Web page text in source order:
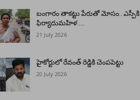
బంగారం తాకట్టు పేరుతో మోసం.. ఎస్పీకి
ఫిర్యాదుమహిళ…..
21 July 2026
హైకోర్టులో రేవంత్ రెడ్డికి చెంపపెట్టు
20 July 2026